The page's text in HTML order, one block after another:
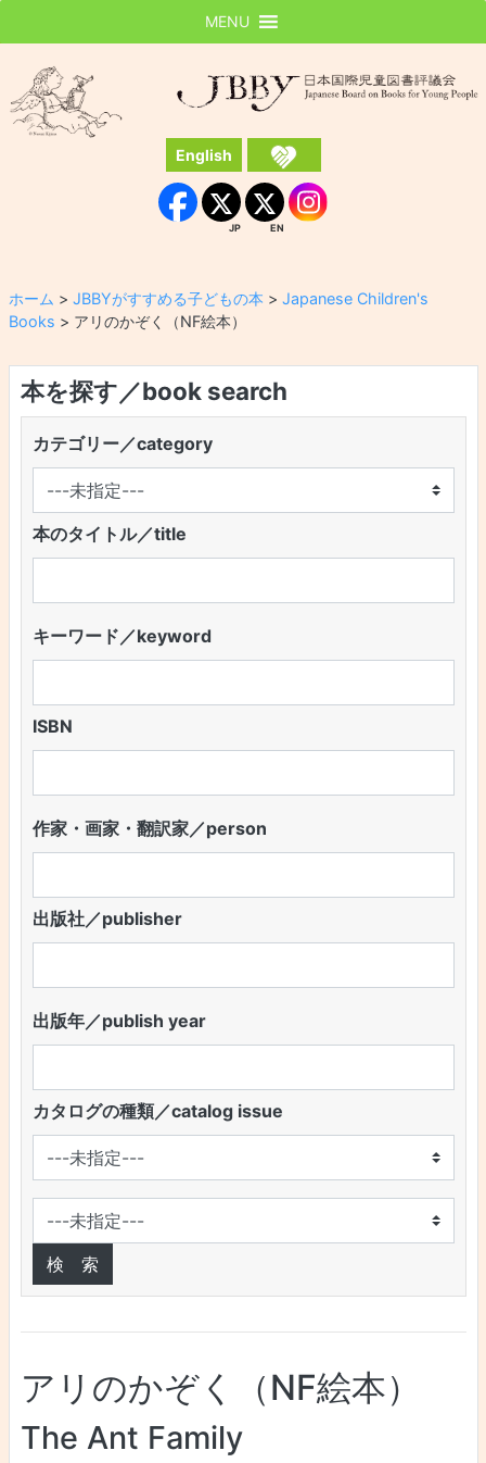
JBBY
English
Facebook
JP
JP
EN
EN Instagram
MENU
ホーム > JBBYがすすめる子どもの本 > Japanese Children's
Books > アリのかぞく（NF絵本）
本を探す／book search
カテゴリー／category
本のタイトル／title
キーワード／keyword
ISBN
作家・画家・翻訳家／person
出版社／publisher
出版年／publish year
カタログの種類／catalog issue
アリのかぞく（NF絵本）
The Ant Family